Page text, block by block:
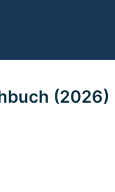
(2026)